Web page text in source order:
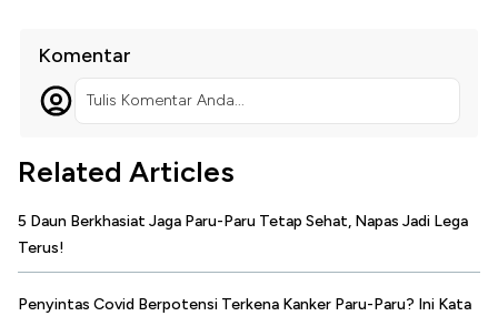
Komentar
Tulis Komentar Anda...
Related Articles
5 Daun Berkhasiat Jaga Paru-Paru Tetap Sehat, Napas Jadi Lega
Terus!
Penyintas Covid Berpotensi Terkena Kanker Paru-Paru? Ini Kata